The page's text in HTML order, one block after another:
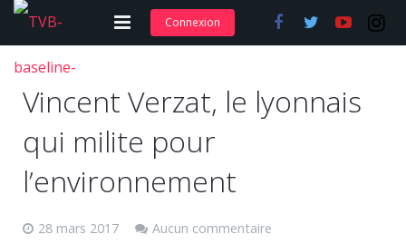
Adhérer et s’abonner
Nos articles
Nos actions
Nos formations
Contact
Connexion
Vincent Verzat, le lyonnais
qui milite pour
l’environnement
28 mars 2017 Aucun commentaire